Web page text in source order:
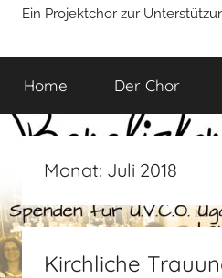
Ein Projektchor zur
Home Der Chor
Monat: Juli 2018
Kirchliche